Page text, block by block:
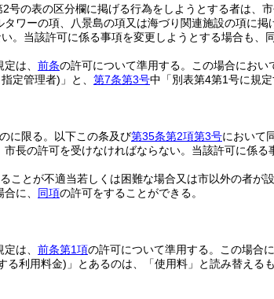
2号の表の区分欄に掲げる行為をしようとする者は、
ワーの項、八景島の項又は海づり関連施設の項に掲
。 当該許可に係る事項を変更しようとする場合も、
は、 前条の許可について準用する。 この場合におい
定管理者) 」と、 第7条第3号中「別表第4第1号に規
に限る。以下この条及び第35条第2項第3号において
長の許可を受けなければならない。 当該許可に係る
ことが不適当若しくは困難な場合又は市以外の者が
に、 同項の許可をすることができる。
は、 前条第1項の許可について準用する。 この場合
る利用料金) 」とあるのは、「使用料」と読み替える